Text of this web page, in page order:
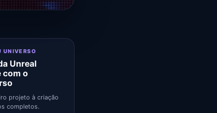
UNIVERSO
Unreal
com o
projeto à criação
completos.